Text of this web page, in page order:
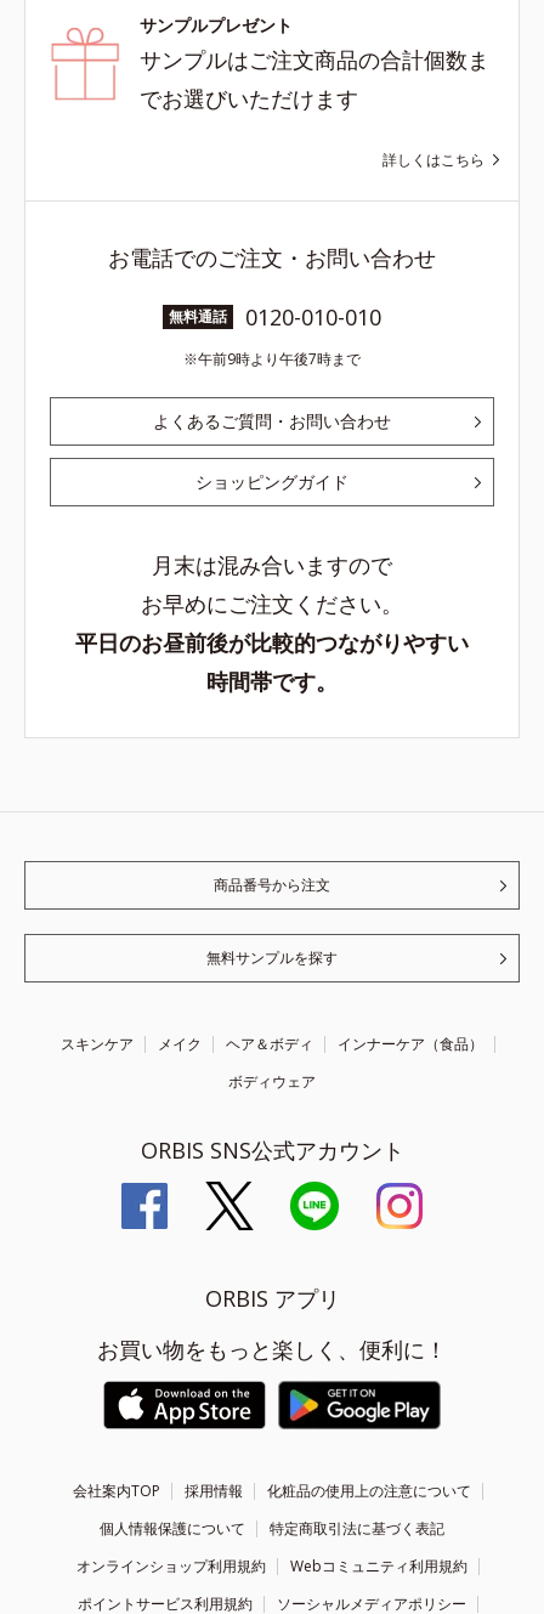
サンプルプレゼント
サンプルはご注文商品の合計個数ま
でお選びいただけます
詳しくはこちら
お電話でのご注文・お問い合わせ
無料通話 0120-010-010
午前9時より午後7時まで
よくあるご質問・お問い合わせ
ショッピングガイド
月末は混み合いますので
お早めにご注文ください。
平日のお昼前後が比較的つながりやすい
時間帯です。
商品番号から注文
無料サンプルを探す
スキンケア メイク ヘア＆ボディ
インナーケア（食品）
ボディウェア
ORBIS SNS公式アカウント
ORBIS アプリ
お買い物をもっと楽しく、便利に！
会社案内TOP 採用情報
化粧品の使用上の注意について
個人情報保護について
特定商取引法に基づく表記
オンラインショップ利用規約
Webコミュニティ利用規約
ポイントサービス利用規約
ソーシャルメディアポリシー